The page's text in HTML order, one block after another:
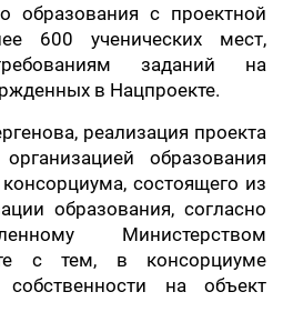
образования с проектной
600 ученических мест,
заданий на
в Нацпроекте.
реализация проекта
образования
состоящего из
образования, согласно
Министерством
с тем, в консорциуме
на объект